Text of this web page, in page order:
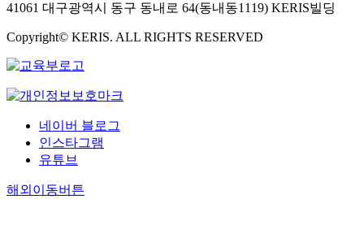
41061 대구광역시 동구 동내로 64(동내동1119) KERIS빌딩
Copyright© KERIS. ALL RIGHTS RESERVED
네이버 블로그
인스타그램
유튜브
해외이동버튼